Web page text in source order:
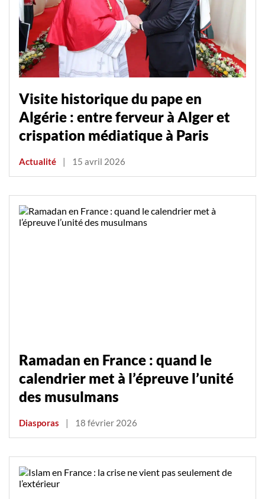
Visite historique du pape en
Algérie : entre ferveur à Alger et
crispation médiatique à Paris
Actualité | 15 avril 2026
Ramadan en France : quand le
calendrier met à l’épreuve l’unité
des musulmans
Diasporas | 18 février 2026